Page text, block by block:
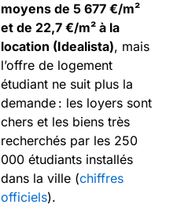
moyens de 5 677 €/m²
et de 22,7 €/m² à la
location (Idealista), mais
l’offre de logement
étudiant ne suit plus la
demande : les loyers sont
chers et les biens très
recherchés par les 250
000 étudiants installés
dans la ville (chiffres
officiels).